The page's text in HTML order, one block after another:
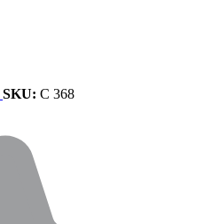
SKU: C 368